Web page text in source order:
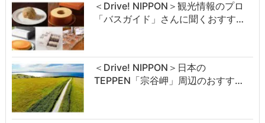
＜Drive! NIPPON＞観光情報のプロ
「バスガイド」さんに聞くおすす…
＜Drive! NIPPON＞日本の
TEPPEN「宗谷岬」周辺のおすす…